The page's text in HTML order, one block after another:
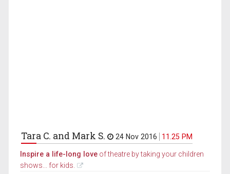
Tara C. and Mark S. 24 Nov 2016 11.25 PM
Inspire a life-long love of theatre by taking your children
shows... for kids.